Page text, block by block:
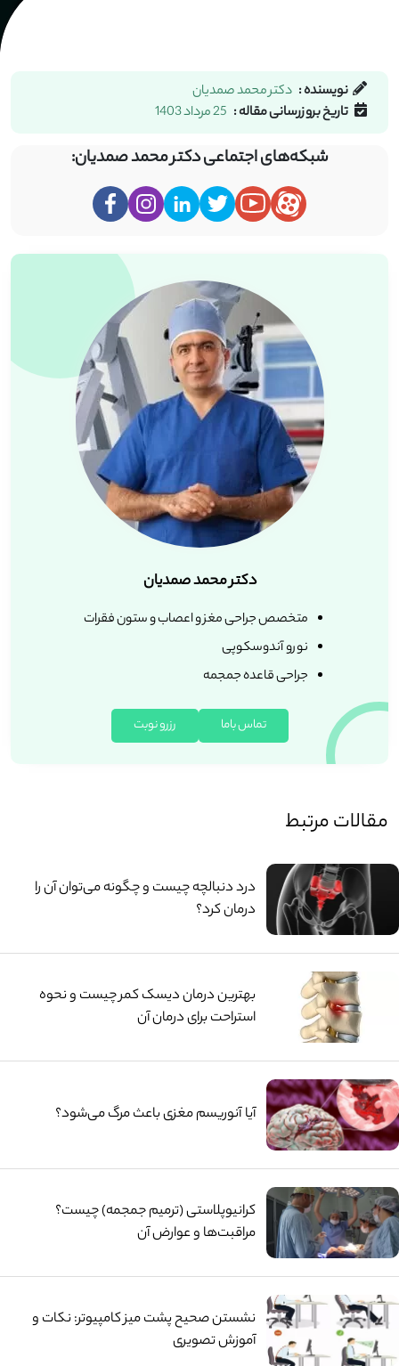
دکتر محمد صمدیان
متخصص جراحی مغز و اعصاب و ستون فقرات
نورو آندوسکوپی
جراحی قاعده جمجمه
تماس باما رزرو نوبت
مقالات مرتبط
درد دنبالچه چیست و چگونه می‌توان آن را
درمان کرد؟
بهترین درمان دیسک کمر چیست و نحوه
استراحت برای درمان آن
آیا آنوریسم مغزی باعث مرگ می‌شود؟
کرانیوپلاستی (ترمیم جمجمه) چیست؟
مراقبت‌ها و عوارض آن
نشستن صحیح پشت میز کامپیوتر: نکات و
آموزش تصویری
نویسنده : دکتر محمد صمدیان
تاریخ بروزرسانی مقاله : 25 مرداد 1403
شبکه‌های اجتماعی دکتر محمد صمدیان: